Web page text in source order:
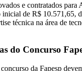
e contratados para
inicial de R$ 10.571,65,
técnica na área de
do Concurso
da Fapesp